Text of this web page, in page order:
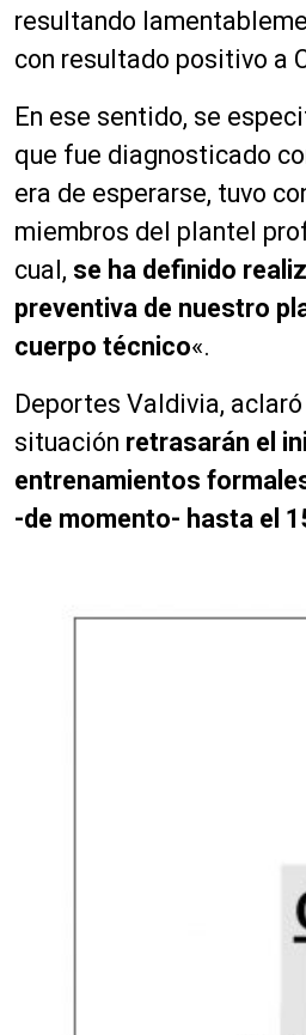
resultando
con resultado positivo a
En ese sentido, se
que fue diagnosticado
era de esperarse, tuvo
miembros del plantel
cual, se ha definido
preventiva de nuestro
cuerpo técnico«.
Deportes Valdivia,
situación retrasarán el
entrenamientos
-de momento- hasta el